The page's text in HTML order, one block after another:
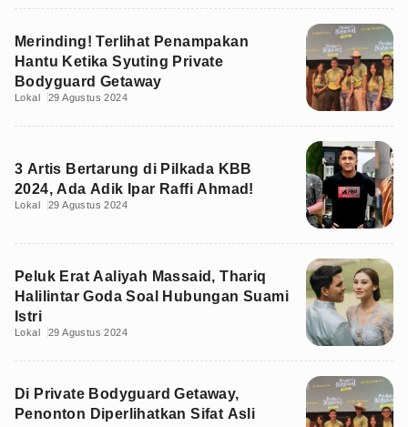
Merinding! Terlihat Penampakan
Hantu Ketika Syuting Private
Bodyguard Getaway
Lokal 29 Agustus 2024
3 Artis Bertarung di Pilkada KBB
2024, Ada Adik Ipar Raffi Ahmad!
Lokal 29 Agustus 2024
Peluk Erat Aaliyah Massaid, Thariq
Halilintar Goda Soal Hubungan Suami
Istri
Lokal 29 Agustus 2024
Di Private Bodyguard Getaway,
Penonton Diperlihatkan Sifat Asli